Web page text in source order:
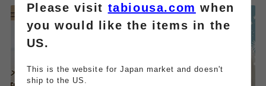
Please visit tabiousa.com when
you would like the items in the
US.
This is the website for Japan market and doesn't
ship to the US.